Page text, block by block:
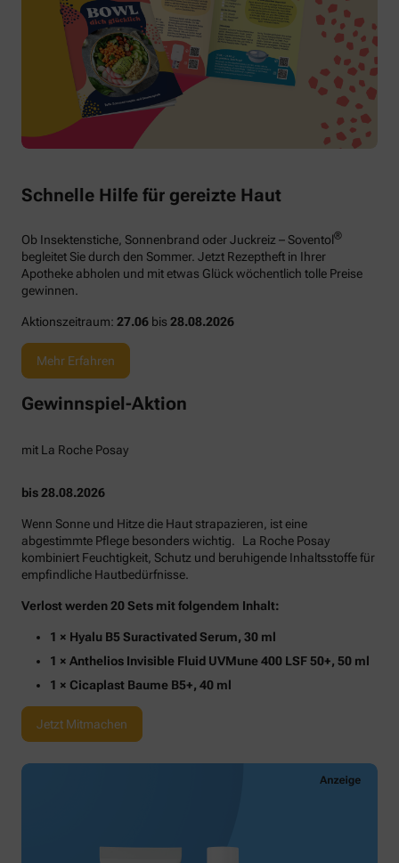
Schnelle Hilfe für gereizte Haut
Ob Insektenstiche, Sonnenbrand oder Juckreiz – Soventol®
begleitet Sie durch den Sommer. Jetzt Rezeptheft in Ihrer
Apotheke abholen und mit etwas Glück wöchentlich tolle Preise
gewinnen.
Aktionszeitraum: 27.06 bis 28.08.2026
Mehr Erfahren
Gewinnspiel-Aktion
mit La Roche Posay
bis 28.08.2026
Wenn Sonne und Hitze die Haut strapazieren, ist eine
abgestimmte Pflege besonders wichtig. La Roche Posay
kombiniert Feuchtigkeit, Schutz und beruhigende Inhaltsstoffe für
empfindliche Hautbedürfnisse.
Verlost werden 20 Sets mit folgendem Inhalt:
1 × Hyalu B5 Suractivated Serum, 30 ml
1 × Anthelios Invisible Fluid UVMune 400 LSF 50+, 50 ml
1 × Cicaplast Baume B5+, 40 ml
Jetzt Mitmachen